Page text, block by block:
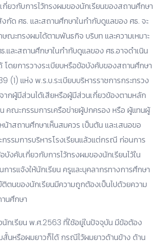
กี่ยวกับการไว้ทรงผมของนักเรียนของสถานศึกษา
กัด ศธ. และสถานศึกษาในกำกับดูแลของ ศธ. จะ
ะทรงผมได้ตามพันธกิจ บริบท และความเหมาะ
ละสถานศึกษาในกำกับดูแลของ ศธ.อาจดำเนิน
ดยการวางระเบียบหรือข้อบังคับของสถานศึกษา
(1) แห่ง พ.ร.บ.ระเบียบบริหารราชการกระทรวง
กผู้มีส่วนได้เสียหรือผู้มีส่วนเกี่ยวข้องตามหลัก
คณะกรรมการเครือข่ายผู้ปกครอง หรือ ผู้แทนผู้
สถานศึกษาเห็นสมควร เป็นต้น และเสนอขอ
รมการบริหารโรงเรียนแล้วแต่กรณี ก่อนการ
บังคับเกี่ยวกับการไว้ทรงผมของนักเรียนไว้ใน
ารแจ้งให้นักเรียน ครูและบุคลากรทางการศึกษา
ตนของนักเรียนมีความถูกต้องเป็นไปด้วยความ
นศึกษา
นักเรียน พ.ศ.2563 ที่ใช้อยู่ในปัจจุบัน มีข้อต้อง
สั้นหรือผมยาวก็ได้ กรณีไว้ผมยาวด้านข้าง ด้าน